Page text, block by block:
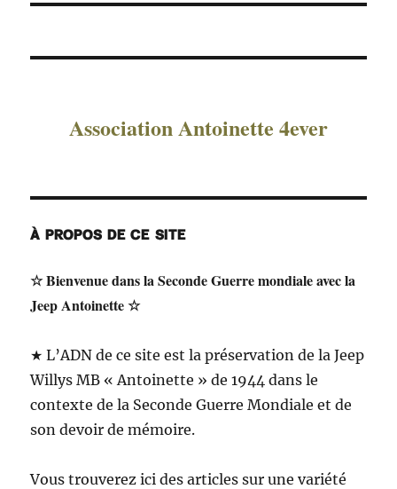
Association Antoinette 4ever
À PROPOS DE CE SITE
☆ Bienvenue dans la Seconde Guerre mondiale avec la
Jeep Antoinette ☆
★ L’ADN de ce site est la préservation de la Jeep
Willys MB « Antoinette » de 1944 dans le
contexte de la Seconde Guerre Mondiale et de
son devoir de mémoire.
Vous trouverez ici des articles sur une variété